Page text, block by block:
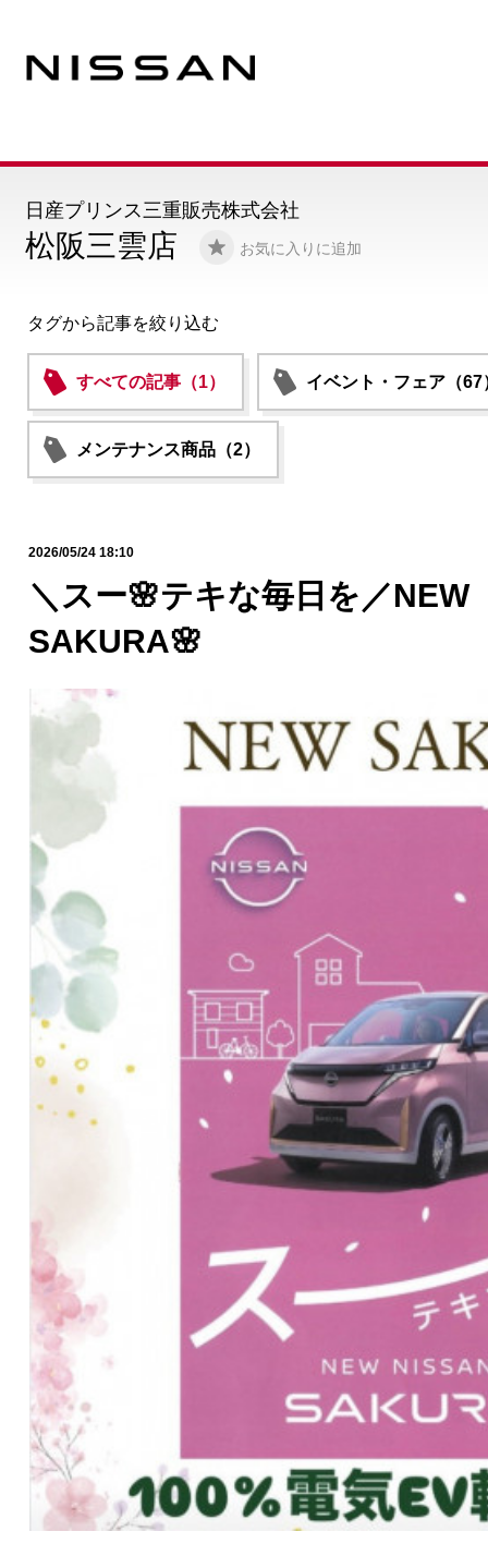
松阪三雲店 お気に入りに追加
日産プリンス三重販売株式会社
タグから記事を絞り込む
すべての記事（1） イベント・フェア（67
メンテナンス商品（2）
2026/05/24 18:10
＼スー🌸テキな毎日を／
SAKURA🌸